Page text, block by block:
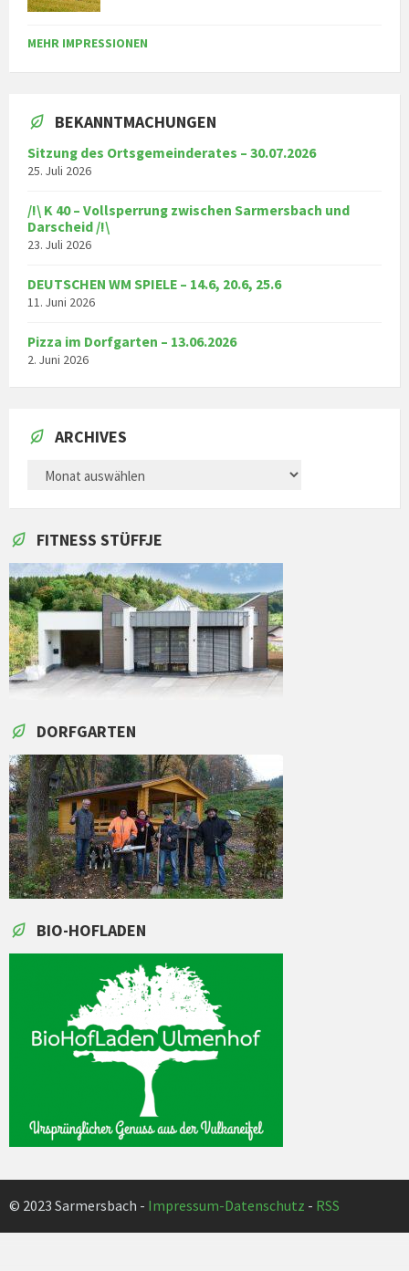
MEHR IMPRESSIONEN
BEKANNTMACHUNGEN
Sitzung des Ortsgemeinderates – 30.07.2026
25. Juli 2026
/!\ K 40 – Vollsperrung zwischen Sarmersbach und
Darscheid /!\
23. Juli 2026
DEUTSCHEN WM SPIELE – 14.6, 20.6, 25.6
11. Juni 2026
Pizza im Dorfgarten – 13.06.2026
2. Juni 2026
ARCHIVES
ARCHIVES
FITNESS STÜFFJE
DORFGARTEN
BIO-HOFLADEN
© 2023 Sarmersbach - Impressum-Datenschutz - RSS